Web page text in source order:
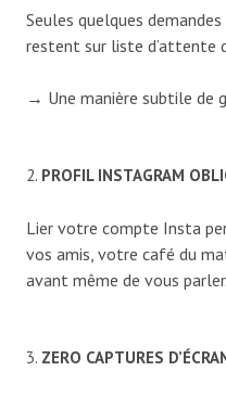
Seules quelques
restent sur liste d’attente
→ Une manière subtile de
2. PROFIL INSTAGRAM
Lier votre compte Insta
vos amis, votre café du
avant même de vous parler.
3. ZERO CAPTURES